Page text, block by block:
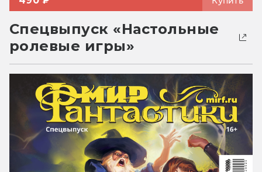
Спецвыпуск «Настольные
ролевые игры»